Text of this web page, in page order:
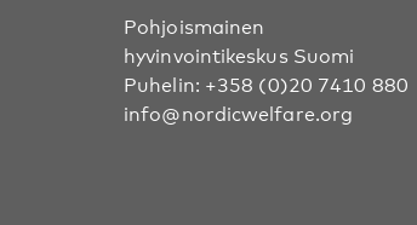
Pohjoismainen
hyvinvointikeskus Suomi
Puhelin: +358 (0)20 7410 880
info@nordicwelfare.org